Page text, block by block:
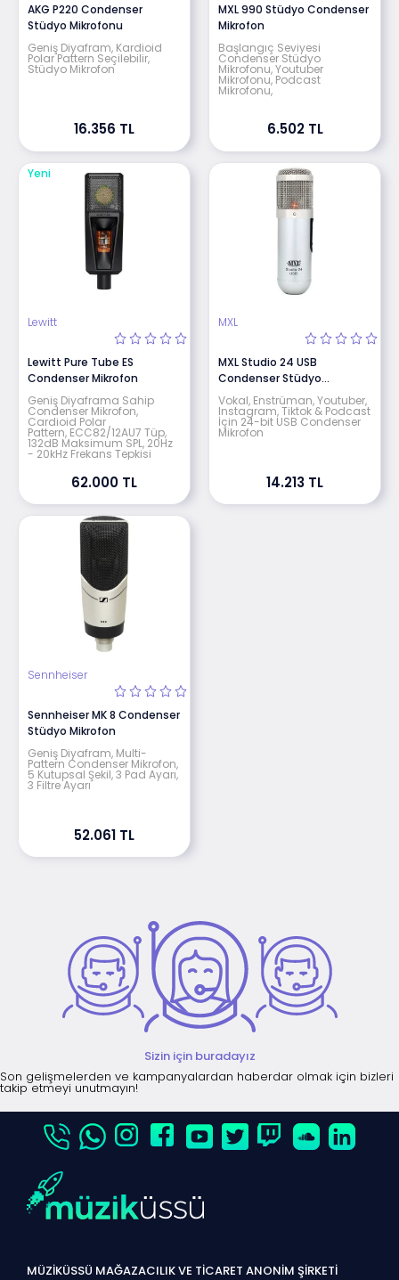
AKG P220 Condenser
Stüdyo Mikrofonu
Geniş Diyafram, Kardioid
Polar Pattern Seçilebilir,
Stüdyo Mikrofon
16.356 TL
MXL 990 Stüdyo Condenser
Mikrofon
Başlangıç Seviyesi
Condenser Stüdyo
Mikrofonu, Youtuber
Mikrofonu, Podcast
Mikrofonu,
6.502 TL
Yeni
Lewitt
Lewitt Pure Tube ES
Condenser Mikrofon
Geniş Diyaframa Sahip
Condenser Mikrofon,
Cardioid Polar
Pattern, ECC82/12AU7 Tüp,
132dB Maksimum SPL, 20Hz
- 20kHz Frekans Tepkisi
62.000 TL
MXL
MXL Studio 24 USB
Condenser Stüdyo
Mikrofonu
Vokal, Enstrüman, Youtuber,
Instagram, Tiktok & Podcast
İçin 24-bit USB Condenser
Mikrofon
14.213 TL
Sennheiser
Sennheiser MK 8 Condenser
Stüdyo Mikrofon
Geniş Diyafram, Multi-
Pattern Condenser Mikrofon,
5 Kutupsal Şekil, 3 Pad Ayarı,
3 Filtre Ayarı
52.061 TL
Sizin için buradayız
Son gelişmelerden ve kampanyalardan haberdar olmak için bizleri
takip etmeyi unutmayın!
MÜZİKÜSSÜ MAĞAZACILIK VE TİCARET ANONİM ŞİRKETİ